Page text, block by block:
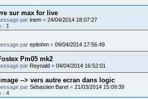
sur max for live
par inem « 24/04/2014 18:07:27
: 1
par epitohm « 09/04/2014 17:56:49
Pm05 mk2
par Reynald « 04/04/2014 16:52:01
--> vers autre ecran dans logic
par Sébastien Baret « 21/03/2014 15:09:39
: 4